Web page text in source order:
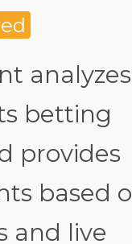
analyzes
betting
provides
based
and live